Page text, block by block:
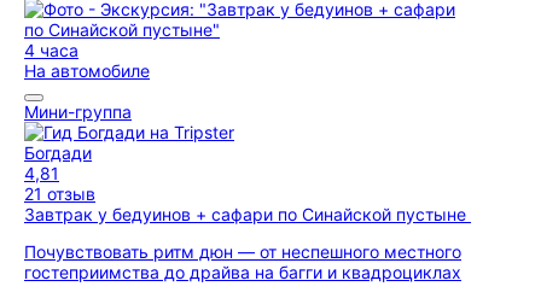
4 часа
На автомобиле
Мини-группа
Богдади
4,81
21 отзыв
Завтрак у бедуинов + сафари по Синайской пустыне
Почувствовать ритм дюн — от неспешного местного
гостеприимства до драйва на багги и квадроциклах